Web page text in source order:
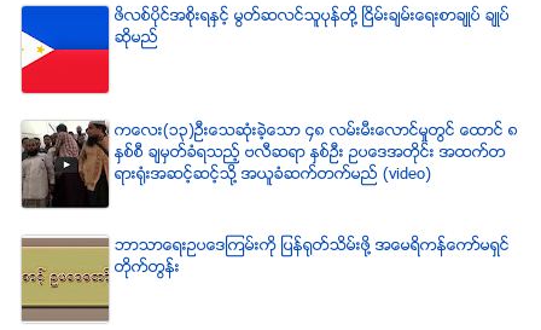
ဖိလစ္ပိုင္အစိုးရႏွင့္ မြတ္ဆလင္သူပုန္တို႔ ၿငိမ္းခ်မ္းေရးစာခ်ဳပ္ ခ်ဳပ္
ဆိုမည္
ကေလး(၁၃)ဦးေသဆံုးခဲ့ေသာ ၄၈ လမ္းမီးေလာင္မႈတြင္ ေထာင္ ၈
ႏွစ္စီ ခ်မွတ္ခံရသည့္ ဗလီဆရာ ႏွစ္ဦး ဥပေဒအတိုင္း အထက္တ
ရားရံုးအဆင့္ဆင့္သို႔ အယူခံဆက္တက္မည္ (video)
ဘာသာေရးဥပေဒၾကမ္းကို ျပန္ရုတ္သိမ္းဖို႔ အေမရိကန္ေကာ္မရွင္
တိုက္တြန္း